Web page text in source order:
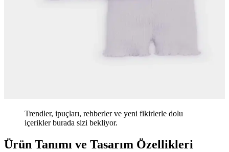
Trendler, ipuçları, rehberler ve yeni fikirlerle dolu
içerikler burada sizi bekliyor.
Ürün Tanımı ve Tasarım Özellikleri